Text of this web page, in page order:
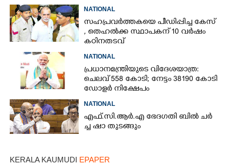
NATIONAL
സഹപ്രവർത്തകയെ പീഡിപ്പിച്ച കേസ്
, തെഹൽക്ക സ്ഥാപകന് 10 വർഷം
കഠിനതടവ്
NATIONAL
പ്രധാനമന്ത്രിയുടെ വിദേശയാത്ര:
ചെലവ് 558 കോടി; നേട്ടം 38190 കോടി
ഡോളർ നിക്ഷേപം
NATIONAL
എ​ഫ്.​സി.​ആ​ർ.​എ​ ​ഭേ​ദ​ഗ​തി​ ​ബിൽ ച​ർ​
ച്ച​ ​ഷാ​ ​തുടങ്ങും
KERALA KAUMUDI EPAPER